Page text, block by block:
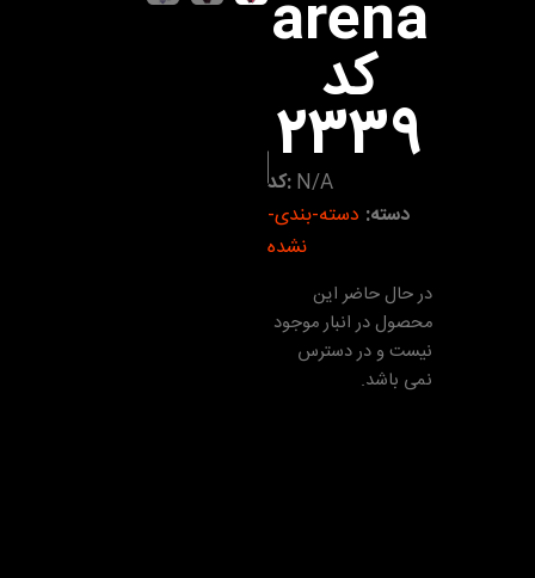
arena
کد
2339
کد:N/A
دسته: دسته-بندی-
نشده
در حال حاضر این
محصول در انبار موجود
نیست و در دسترس
نمی باشد.